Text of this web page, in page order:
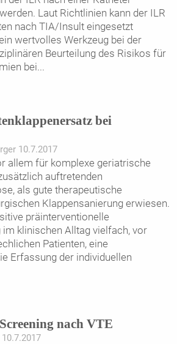
Laut Richtlinien kann der ILR
nach TIA/Insult eingesetzt
wertvolles Werkzeug bei der
Beurteilung des Risikos für
bei...
bei
10.7.2017
allem für komplexe geriatrische
auftretenden
als gute therapeutische
Klappensanierung erwiesen.
präinterventionelle
klinischen Alltag vielfach, vor
Patienten, eine
Erfassung der individuellen
nach VTE